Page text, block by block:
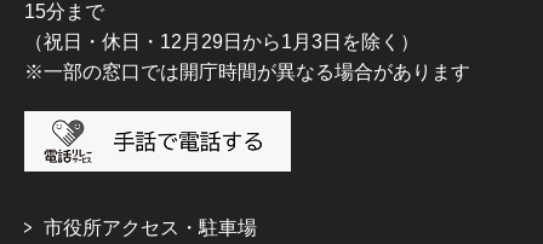
15分まで
（祝日・休日・12月29日から1月3日を除く）
※一部の窓口では開庁時間が異なる場合があります
市役所アクセス・駐車場